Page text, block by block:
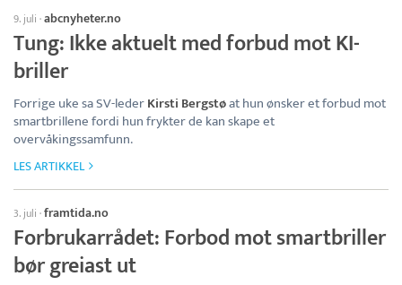
9. juli ·abcnyheter.no
Tung: Ikke aktuelt med forbud mot KI-
briller
Forrige uke sa SV-lederKirsti Bergstøat hun ønsker et forbud mot
smartbrillene fordi hun frykter de kan skape et
overvåkingssamfunn.
LES ARTIKKEL
3. juli ·framtida.no
Forbrukarrådet: Forbod mot smartbriller
bør greiast ut